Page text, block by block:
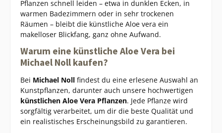
Pflanzen schnell leiden – etwa in dunklen Ecken, in
warmen Badezimmern oder in sehr trockenen
Räumen – bleibt die künstliche Aloe vera ein
makelloser Blickfang, ganz ohne Aufwand.
Warum eine künstliche Aloe Vera bei
Michael Noll kaufen?
Bei Michael Noll findest du eine erlesene Auswahl an
Kunstpflanzen, darunter auch unsere hochwertigen
künstlichen Aloe Vera Pflanzen. Jede Pflanze wird
sorgfältig verarbeitet, um dir die beste Qualität und
ein realistisches Erscheinungsbild zu garantieren.